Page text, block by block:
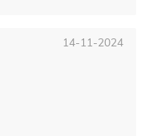
14-11-2024